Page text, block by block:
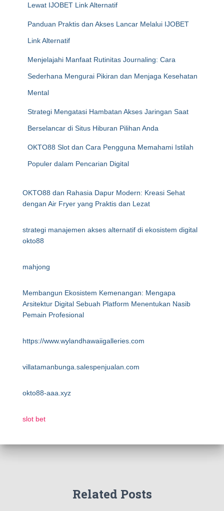
Lewat IJOBET Link Alternatif
Panduan Praktis dan Akses Lancar Melalui IJOBET
Link Alternatif
Menjelajahi Manfaat Rutinitas Journaling: Cara
Sederhana Mengurai Pikiran dan Menjaga Kesehatan
Mental
Strategi Mengatasi Hambatan Akses Jaringan Saat
Berselancar di Situs Hiburan Pilihan Anda
OKTO88 Slot dan Cara Pengguna Memahami Istilah
Populer dalam Pencarian Digital
OKTO88 dan Rahasia Dapur Modern: Kreasi Sehat
dengan Air Fryer yang Praktis dan Lezat
strategi manajemen akses alternatif di ekosistem digital
okto88
mahjong
Membangun Ekosistem Kemenangan: Mengapa
Arsitektur Digital Sebuah Platform Menentukan Nasib
Pemain Profesional
https://www.wylandhawaiigalleries.com
villatamanbunga.salespenjualan.com
okto88-aaa.xyz
slot bet
Related Posts